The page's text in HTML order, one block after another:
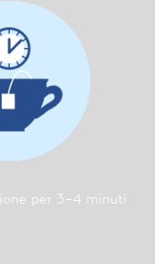
per 3-4 minuti